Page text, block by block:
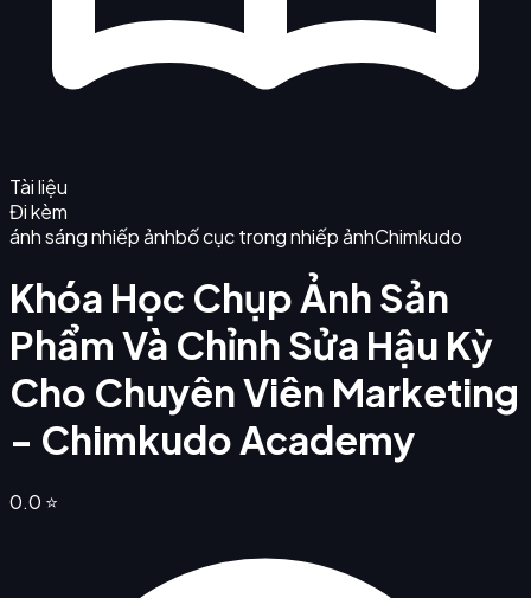
Tài liệu
Đi kèm
ánh sáng nhiếp ảnhbố cục trong nhiếp ảnhChimkudo
Khóa Học Chụp Ảnh Sản
Phẩm Và Chỉnh Sửa Hậu Kỳ
Cho Chuyên Viên Marketing
- Chimkudo Academy
0.0 ⭐